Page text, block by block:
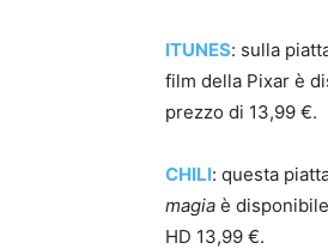
ITUNES: sulla
film della Pixar è
prezzo di 13,99 €.
CHILI: questa
magia è
HD 13,99 €.